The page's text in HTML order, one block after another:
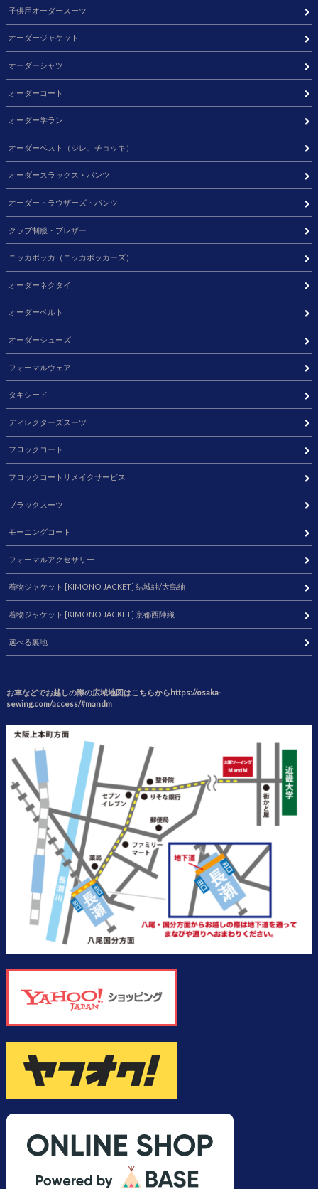
子供用オーダースーツ
オーダージャケット
オーダーシャツ
オーダーコート
オーダー学ラン
オーダーベスト（ジレ、チョッキ）
オーダースラックス・パンツ
オーダートラウザーズ・パンツ
クラブ制服・ブレザー
ニッカポッカ（ニッカボッカーズ）
オーダーネクタイ
オーダーベルト
オーダーシューズ
フォーマルウェア
タキシード
ディレクターズスーツ
フロックコート
フロックコートリメイクサービス
ブラックスーツ
モーニングコート
フォーマルアクセサリー
着物ジャケット [KIMONO JACKET] 結城紬/大島紬
着物ジャケット [KIMONO JACKET] 京都西陣織
選べる裏地
お車などでお越しの際の広域地図はこちらからhttps://osaka-
sewing.com/access/#mandm